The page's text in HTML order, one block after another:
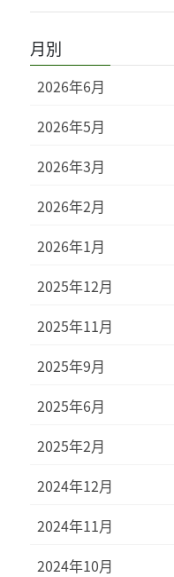
月別
2026年6月
2026年5月
2026年3月
2026年2月
2026年1月
2025年12月
2025年11月
2025年9月
2025年6月
2025年2月
2024年12月
2024年11月
2024年10月